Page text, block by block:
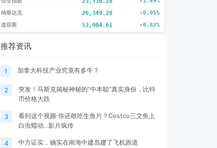
纳斯达克 26,349.28 -0.05%
道琼斯 53,904.61 -0.82%
推荐资讯
1 加拿大科技产业究竟有多牛？
2
突发！马斯克揭秘神秘的“中本聪”真实身份，比特
币价格大跌
3
看到这个视频 你还敢吃生鱼片？Costco三文鱼上
白虫蠕动…影片疯传
4 中方证实，确实在南海中建岛建了飞机跑道